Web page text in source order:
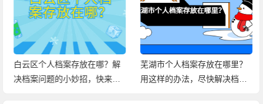
白云区个人档案存放在哪？解
决档案问题的小妙招，快来查
芜湖市个人档案存放在哪里？
用这样的办法，尽快解决档案